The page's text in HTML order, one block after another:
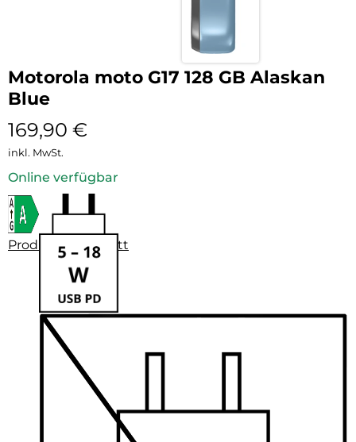
Motorola moto G17 128 GB Alaskan
Blue
169,90 €
inkl. MwSt.
Online verfügbar
Produktdatenblatt